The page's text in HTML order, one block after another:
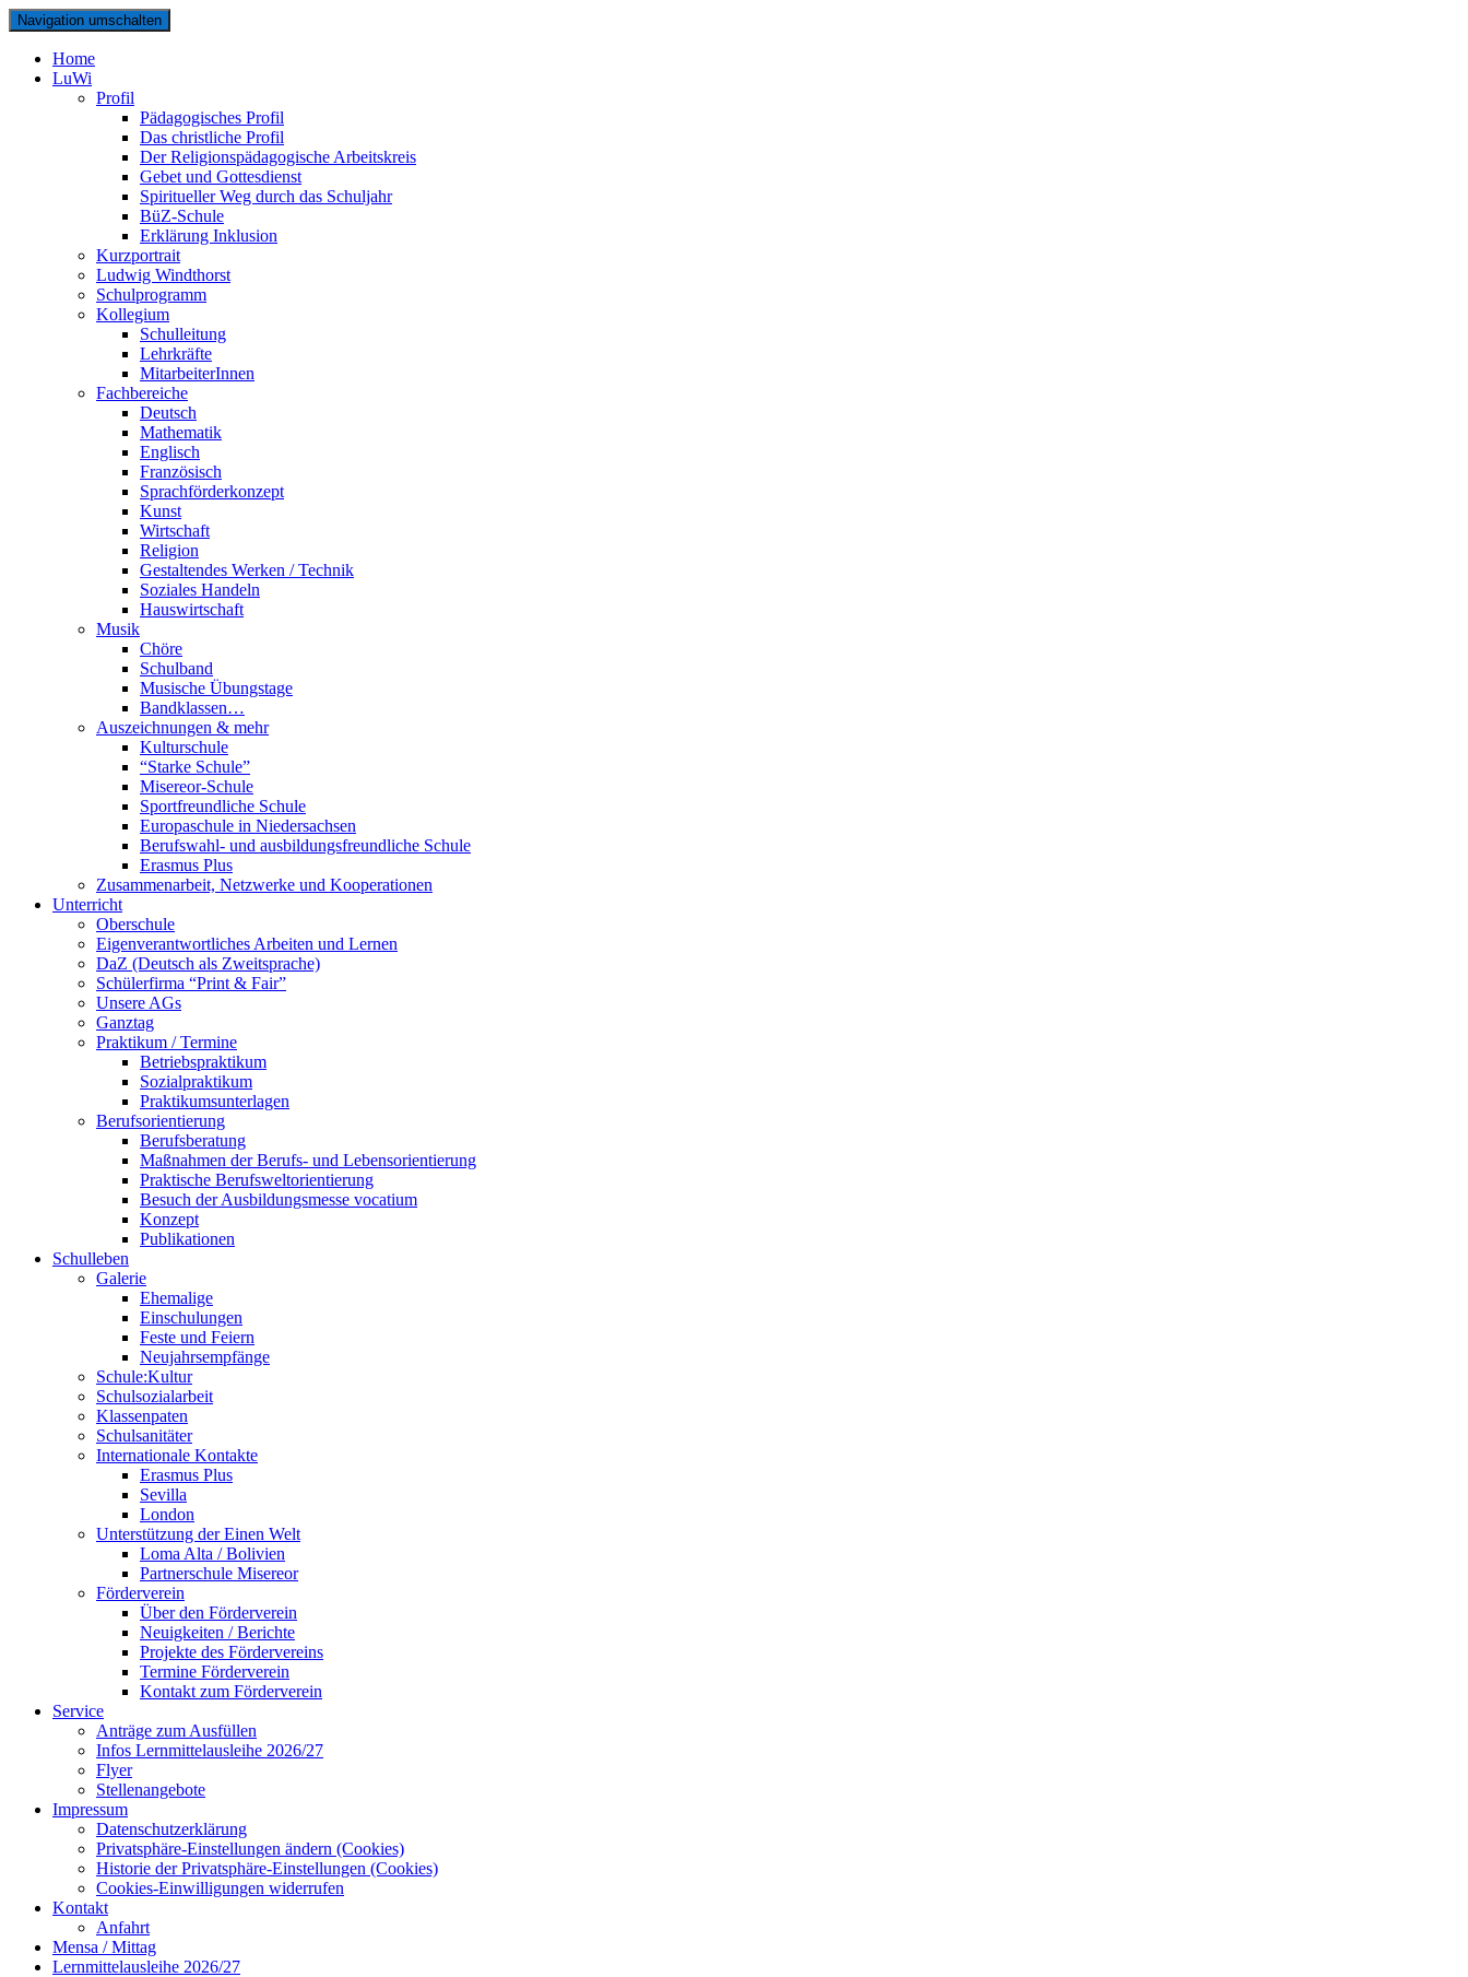
Navigation umschalten
Home
LuWi
Profil
Pädagogisches Profil
Das christliche Profil
Der Religionspädagogische Arbeitskreis
Gebet und Gottesdienst
Spiritueller Weg durch das Schuljahr
BüZ-Schule
Erklärung Inklusion
Kurzportrait
Ludwig Windthorst
Schulprogramm
Kollegium
Schulleitung
Lehrkräfte
MitarbeiterInnen
Fachbereiche
Deutsch
Mathematik
Englisch
Französisch
Sprachförderkonzept
Kunst
Wirtschaft
Religion
Gestaltendes Werken / Technik
Soziales Handeln
Hauswirtschaft
Musik
Chöre
Schulband
Musische Übungstage
Bandklassen…
Auszeichnungen & mehr
Kulturschule
“Starke Schule”
Misereor-Schule
Sportfreundliche Schule
Europaschule in Niedersachsen
Berufswahl- und ausbildungsfreundliche Schule
Erasmus Plus
Zusammenarbeit, Netzwerke und Kooperationen
Unterricht
Oberschule
Eigenverantwortliches Arbeiten und Lernen
DaZ (Deutsch als Zweitsprache)
Schülerfirma “Print & Fair”
Unsere AGs
Ganztag
Praktikum / Termine
Betriebspraktikum
Sozialpraktikum
Praktikumsunterlagen
Berufsorientierung
Berufsberatung
Maßnahmen der Berufs- und Lebensorientierung
Praktische Berufsweltorientierung
Besuch der Ausbildungsmesse vocatium
Konzept
Publikationen
Schulleben
Galerie
Ehemalige
Einschulungen
Feste und Feiern
Neujahrsempfänge
Schule:Kultur
Schulsozialarbeit
Klassenpaten
Schulsanitäter
Internationale Kontakte
Erasmus Plus
Sevilla
London
Unterstützung der Einen Welt
Loma Alta / Bolivien
Partnerschule Misereor
Förderverein
Über den Förderverein
Neuigkeiten / Berichte
Projekte des Fördervereins
Termine Förderverein
Kontakt zum Förderverein
Service
Anträge zum Ausfüllen
Infos Lernmittelausleihe 2026/27
Flyer
Stellenangebote
Impressum
Datenschutzerklärung
Privatsphäre-Einstellungen ändern (Cookies)
Historie der Privatsphäre-Einstellungen (Cookies)
Cookies-Einwilligungen widerrufen
Kontakt
Anfahrt
Mensa / Mittag
Lernmittelausleihe 2026/27